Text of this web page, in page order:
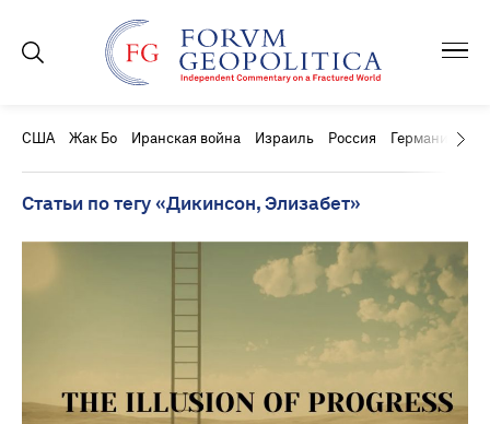
США Жак Бо Иранская война Израиль Россия Германия
Статьи по тегу «Дикинсон, Элизабет»